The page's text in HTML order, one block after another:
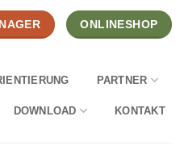
ONLINESHOP
PARTNER
DOWNLOAD KONTAKT